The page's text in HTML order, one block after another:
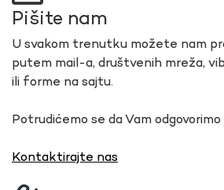
Pišite nam
U svakom trenutku možete nam
putem mail-a, društvenih mreža,
ili forme na sajtu.
Potrudićemo se da Vam
Kontaktirajte nas